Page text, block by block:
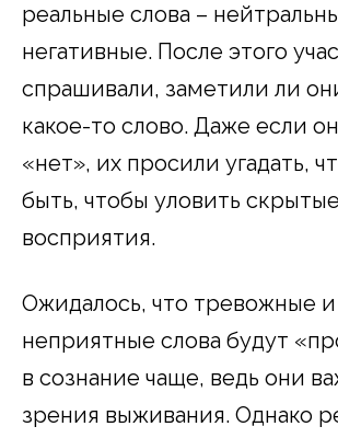
реальные слова –
негативные. После этого
спрашивали, заметили ли
какое-то слово. Даже если
«нет», их просили угадать,
быть, чтобы уловить
восприятия.
Ожидалось, что тревожные и
неприятные слова будут
в сознание чаще, ведь они
зрения выживания. Однако